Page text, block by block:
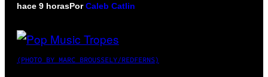
hace 9 horasPorCaleb Catlin
(PHOTO BY MARC BROUSSELY/REDFERNS)